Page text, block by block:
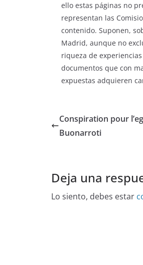
ello estas páginas no
representan las
contenido. Suponen,
Madrid, aunque no
riqueza de
documentos que con
expuestas adquieren
Conspiration pour
Buonarroti
Deja una
Lo siento, debes estar